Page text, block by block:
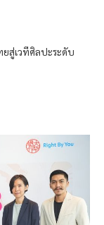
สู่เวทีศิลปะระดับ